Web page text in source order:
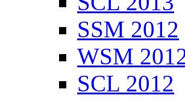
SSM 2012
WSM
SCL 2012